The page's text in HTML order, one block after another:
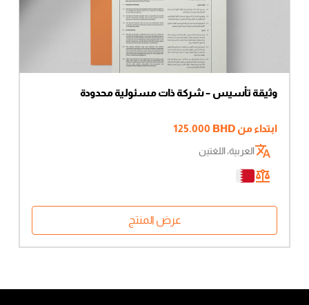
وثيقة تأسيس – شركة ذات مسئولية محدودة
ابتداء من 125.000 BHD
العربية، اللغتين
عرض المنتج